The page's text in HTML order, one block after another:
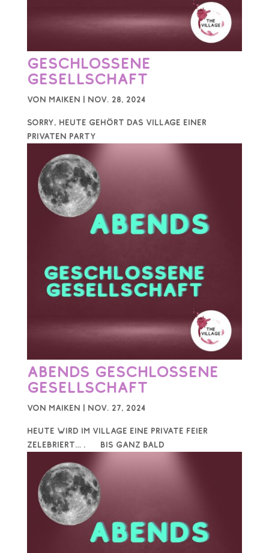
Geschlossene
Gesellschaft
von Maiken | Nov. 28, 2024
Sorry, heute gehört das Village einer
privaten Party
Abends geschlossene
Gesellschaft
von Maiken | Nov. 27, 2024
Heute wird im Village eine private Feier
zelebriert… . Bis ganz bald